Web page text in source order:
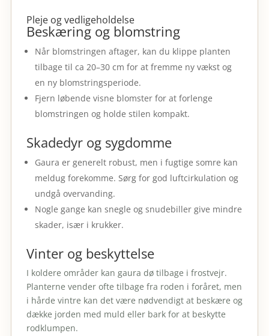
Pleje og vedligeholdelse
Beskæring og blomstring
Når blomstringen aftager, kan du klippe planten
tilbage til ca 20–30 cm for at fremme ny vækst og
en ny blomstringsperiode.
Fjern løbende visne blomster for at forlenge
blomstringen og holde stilen kompakt.
Skadedyr og sygdomme
Gaura er generelt robust, men i fugtige somre kan
meldug forekomme. Sørg for god luftcirkulation og
undgå overvanding.
Nogle gange kan snegle og snudebiller give mindre
skader, især i krukker.
Vinter og beskyttelse
I koldere områder kan gaura dø tilbage i frostvejr.
Planterne vender ofte tilbage fra roden i foråret, men
i hårde vintre kan det være nødvendigt at beskære og
dække jorden med muld eller bark for at beskytte
rodklumpen.